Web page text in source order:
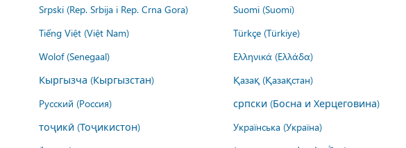
Srpski (Rep. Srbija i Rep. Crna Gora) Suomi (Suomi)
Tiếng Việt (Việt Nam) Türkçe (Türkiye)
Wolof (Senegaal) Ελληνικά (Ελλάδα)
Кыргызча (Кыргызстан) Қазақ (Қазақстан)
Русский (Россия) српски (Босна и Херцеговина)
тоҷикӣ (Тоҷикистон) Українська (Україна)